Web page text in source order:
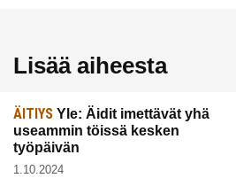
Lisää aiheesta
ÄITIYS Yle: Äidit imettävät yhä
useammin töissä kesken
työpäivän
1.10.2024